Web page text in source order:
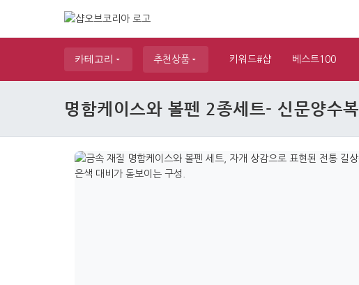
카테고리 추천상품 키워드#샵 베스트100
명함케이스와 볼펜 2종세트- 신문양수복